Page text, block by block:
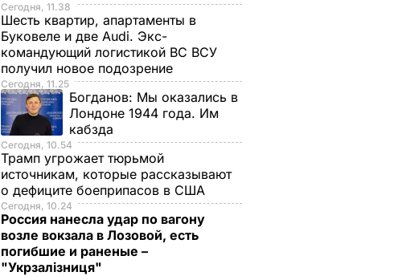
Сегодня, 11.38
Шесть квартир, апартаменты в
Буковеле и две Audi. Экс-
командующий логистикой ВС ВСУ
получил новое подозрение
Сегодня, 11.25
Богданов: Мы оказались в
Лондоне 1944 года. Им
кабзда
Сегодня, 10.54
Трамп угрожает тюрьмой
источникам, которые рассказывают
о дефиците боеприпасов в США
Сегодня, 10.24
Россия нанесла удар по вагону
возле вокзала в Лозовой, есть
погибшие и раненые –
"Укрзалізниця"